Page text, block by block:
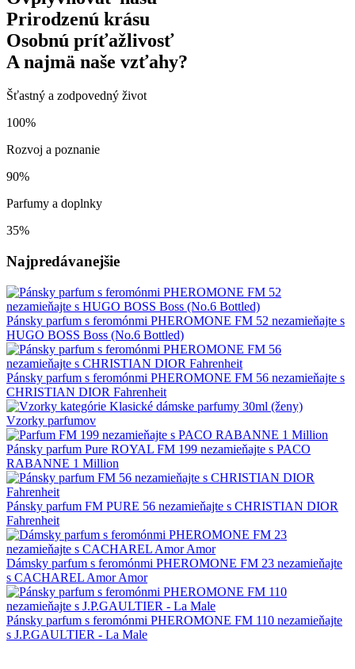
Prirodzenú krásu
Osobnú príťažlivosť
A najmä naše vzťahy?
Šťastný a zodpovedný život
100%
Rozvoj a poznanie
90%
Parfumy a doplnky
35%
Najpredávanejšie
Pánsky parfum s feromónmi PHEROMONE FM 52 nezamieňajte s
HUGO BOSS Boss (No.6 Bottled)
Pánsky parfum s feromónmi PHEROMONE FM 56 nezamieňajte s
CHRISTIAN DIOR Fahrenheit
Vzorky parfumov
Pánsky parfum Pure ROYAL FM 199 nezamieňajte s PACO
RABANNE 1 Million
Pánsky parfum FM PURE 56 nezamieňajte s CHRISTIAN DIOR
Fahrenheit
Dámsky parfum s feromónmi PHEROMONE FM 23 nezamieňajte
s CACHAREL Amor Amor
Pánsky parfum s feromónmi PHEROMONE FM 110 nezamieňajte
s J.P.GAULTIER - La Male